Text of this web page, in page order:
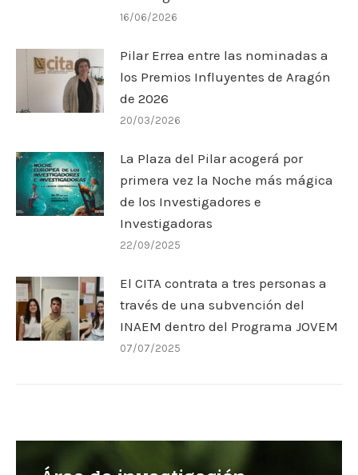
16/06/2026
Pilar Errea entre las nominadas a
los Premios Influyentes de Aragón
de 2026
20/03/2026
La Plaza del Pilar acogerá por
primera vez la Noche más mágica
de los Investigadores e
Investigadoras
22/09/2025
El CITA contrata a tres personas a
través de una subvención del
INAEM dentro del Programa JOVEM
07/07/2025